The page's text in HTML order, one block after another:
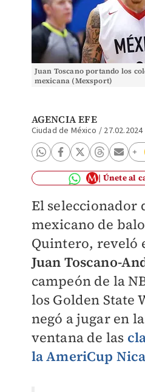
Juan Toscano portando los
mexicana (Mexsport)
AGENCIA EFE
Ciudad de México /
Únete al
El seleccionador
mexicano de
Quintero, reveló
Juan Toscano-
campeón de la
los Golden State
negó a jugar en
ventana de las
la AmeriCup